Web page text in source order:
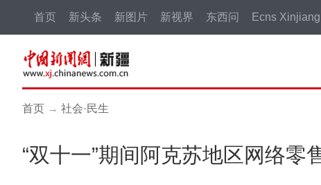
首页 新头条 新图片 新视界 东西问 Ecns Xinjiang
首页 → 社会·民生
“双十一”期间阿克苏地区网络零